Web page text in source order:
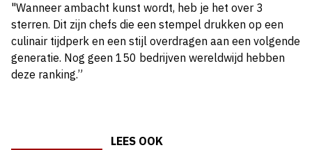
"Wanneer ambacht kunst wordt, heb je het over 3
sterren. Dit zijn chefs die een stempel drukken op een
culinair tijdperk en een stijl overdragen aan een volgende
generatie. Nog geen 150 bedrijven wereldwijd hebben
deze ranking.”
LEES OOK